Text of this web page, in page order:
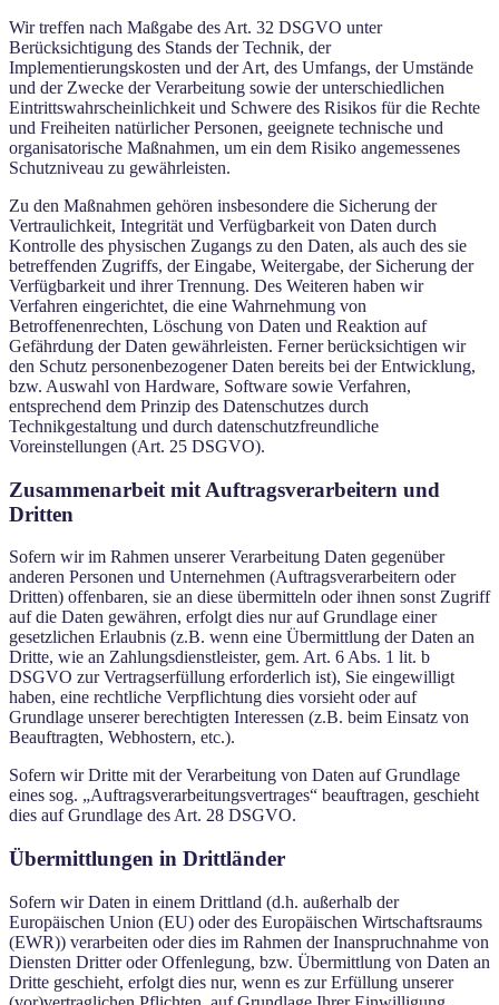
Wir treffen nach Maßgabe des Art. 32 DSGVO unter
Berücksichtigung des Stands der Technik, der
Implementierungskosten und der Art, des Umfangs, der Umstände
und der Zwecke der Verarbeitung sowie der unterschiedlichen
Eintrittswahrscheinlichkeit und Schwere des Risikos für die Rechte
und Freiheiten natürlicher Personen, geeignete technische und
organisatorische Maßnahmen, um ein dem Risiko angemessenes
Schutzniveau zu gewährleisten.
Zu den Maßnahmen gehören insbesondere die Sicherung der
Vertraulichkeit, Integrität und Verfügbarkeit von Daten durch
Kontrolle des physischen Zugangs zu den Daten, als auch des sie
betreffenden Zugriffs, der Eingabe, Weitergabe, der Sicherung der
Verfügbarkeit und ihrer Trennung. Des Weiteren haben wir
Verfahren eingerichtet, die eine Wahrnehmung von
Betroffenenrechten, Löschung von Daten und Reaktion auf
Gefährdung der Daten gewährleisten. Ferner berücksichtigen wir
den Schutz personenbezogener Daten bereits bei der Entwicklung,
bzw. Auswahl von Hardware, Software sowie Verfahren,
entsprechend dem Prinzip des Datenschutzes durch
Technikgestaltung und durch datenschutzfreundliche
Voreinstellungen (Art. 25 DSGVO).
Zusammenarbeit mit Auftragsverarbeitern und
Dritten
Sofern wir im Rahmen unserer Verarbeitung Daten gegenüber
anderen Personen und Unternehmen (Auftragsverarbeitern oder
Dritten) offenbaren, sie an diese übermitteln oder ihnen sonst Zugriff
auf die Daten gewähren, erfolgt dies nur auf Grundlage einer
gesetzlichen Erlaubnis (z.B. wenn eine Übermittlung der Daten an
Dritte, wie an Zahlungsdienstleister, gem. Art. 6 Abs. 1 lit. b
DSGVO zur Vertragserfüllung erforderlich ist), Sie eingewilligt
haben, eine rechtliche Verpflichtung dies vorsieht oder auf
Grundlage unserer berechtigten Interessen (z.B. beim Einsatz von
Beauftragten, Webhostern, etc.).
Sofern wir Dritte mit der Verarbeitung von Daten auf Grundlage
eines sog. „Auftragsverarbeitungsvertrages“ beauftragen, geschieht
dies auf Grundlage des Art. 28 DSGVO.
Übermittlungen in Drittländer
Sofern wir Daten in einem Drittland (d.h. außerhalb der
Europäischen Union (EU) oder des Europäischen Wirtschaftsraums
(EWR)) verarbeiten oder dies im Rahmen der Inanspruchnahme von
Diensten Dritter oder Offenlegung, bzw. Übermittlung von Daten an
Dritte geschieht, erfolgt dies nur, wenn es zur Erfüllung unserer